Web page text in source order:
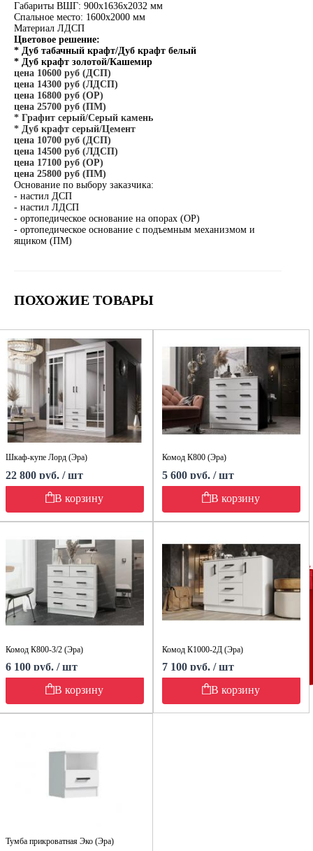
Габариты ВШГ: 900х1636х2032 мм
Спальное место: 1600х2000 мм
Материал ЛДСП
Цветовое решение:
* Дуб табачный крафт/Дуб крафт белый
* Дуб крафт золотой/Кашемир
цена 10600 руб (ДСП)
цена 14300 руб (ЛДСП)
цена 16800 руб (ОР)
цена 25700 руб (ПМ)
* Графит серый/Серый камень
* Дуб крафт серый/Цемент
цена 10700 руб (ДСП)
цена 14500 руб (ЛДСП)
цена 17100 руб (ОР)
цена 25800 руб (ПМ)
Основание по выбору заказчика:
- настил ДСП
- настил ЛДСП
- ортопедическое основание на опорах (ОР)
- ортопедическое основание с подъемным механизмом и
ящиком (ПМ)
ПОХОЖИЕ ТОВАРЫ
Шкаф-купе Лорд (Эра)
22 800 руб. / шт
В корзину
Комод К800 (Эра)
5 600 руб. / шт
В корзину
Комод К800-3/2 (Эра)
6 100 руб. / шт
В корзину
Комод К1000-2Д (Эра)
7 100 руб. / шт
В корзину
Тумба прикроватная Эко (Эра)